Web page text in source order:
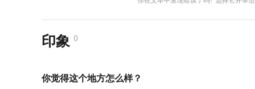
印象 0
你觉得这个地方怎么样？